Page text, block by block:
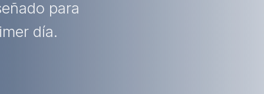
para
día.